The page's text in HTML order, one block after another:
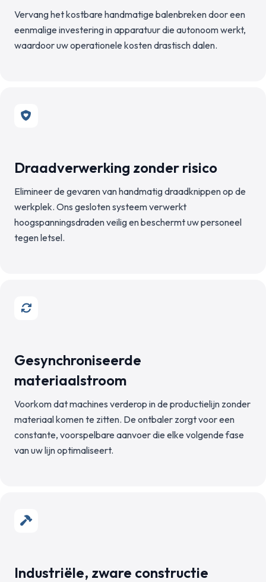
Vervang het kostbare handmatige balenbreken door een
eenmalige investering in apparatuur die autonoom werkt,
waardoor uw operationele kosten drastisch dalen.
Draadverwerking zonder risico
Elimineer de gevaren van handmatig draadknippen op de
werkplek. Ons gesloten systeem verwerkt
hoogspanningsdraden veilig en beschermt uw personeel
tegen letsel.
Gesynchroniseerde
materiaalstroom
Voorkom dat machines verderop in de productielijn zonder
materiaal komen te zitten. De ontbaler zorgt voor een
constante, voorspelbare aanvoer die elke volgende fase
van uw lijn optimaliseert.
Industriële, zware constructie